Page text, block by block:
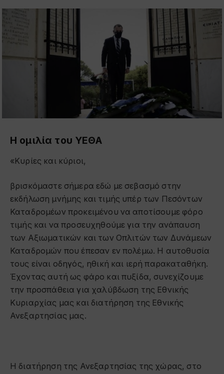
Η ομιλία του ΥΕΘΑ
«Κυρίες και κύριοι,
βρισκόμαστε σήμερα εδώ με σεβασμό στην
εκδήλωση μνήμης και τιμής υπέρ των Πεσόντων
Καταδρομέων προκειμένου να αποτίσουμε φόρο
τιμής και να προσευχηθούμε για την ανάπαυση
των Αξιωματικών και των Οπλιτών των Δυνάμεων
Καταδρομών που έπεσαν εν πολέμω. Η αυτοθυσία
τους είναι οδηγός, ηθική και ιερή παρακαταθήκη.
Έχοντας αυτή ως φάρο και πυξίδα, συνεχίζουμε
την προσπάθεια για χαλύβδωση της Εθνικής
Κυριαρχίας μας και διατήρηση της Εθνικής
Ανεξαρτησίας μας.
Η διατήρηση της Ανεξαρτησίας της χώρας, στο